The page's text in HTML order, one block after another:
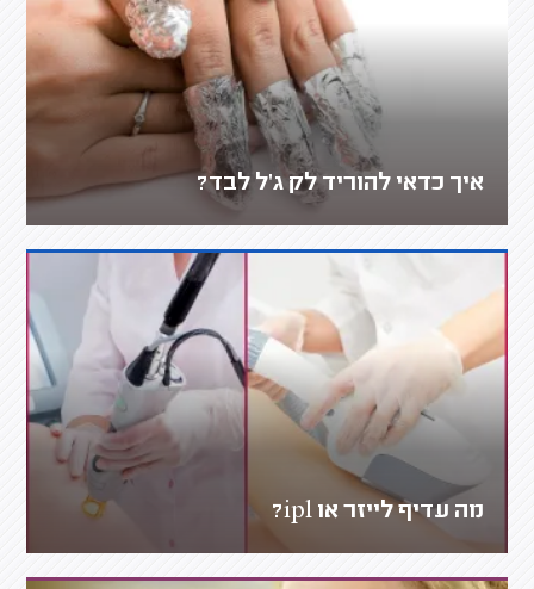
איך כדאי להוריד לק ג'ל לבד?
מה עדיף לייזר או ipl?